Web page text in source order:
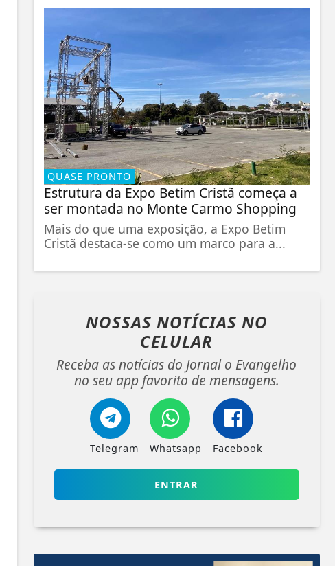
QUASE PRONTO
Estrutura da Expo Betim Cristã começa a
ser montada no Monte Carmo Shopping
Mais do que uma exposição, a Expo Betim
Cristã destaca-se como um marco para a...
NOSSAS NOTÍCIAS NO
CELULAR
Receba as notícias do Jornal o Evangelho
no seu app favorito de mensagens.
Telegram Whatsapp Facebook
ENTRAR